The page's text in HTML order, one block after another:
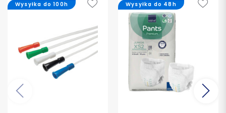
Wysyłka do 100h Wysyłka do 48h
Poprzedni